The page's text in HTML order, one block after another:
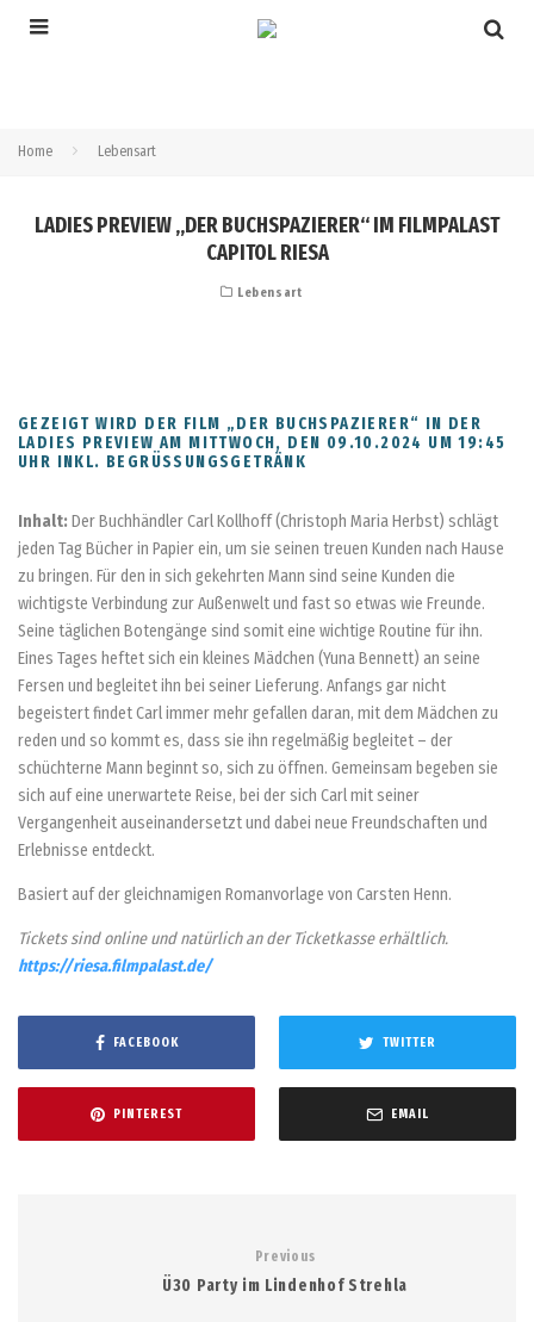
Home Lebensart
LADIES PREVIEW „DER BUCHSPAZIERER“ IM FILMPALAST
CAPITOL RIESA
Lebensart
GEZEIGT WIRD DER FILM „DER BUCHSPAZIERER“ IN DER
LADIES PREVIEW AM MITTWOCH, DEN 09.10.2024 UM 19:45
UHR INKL. BEGRÜSSUNGSGETRÄNK
Inhalt: Der Buchhändler Carl Kollhoff (Christoph Maria Herbst) schlägt
jeden Tag Bücher in Papier ein, um sie seinen treuen Kunden nach Hause
zu bringen. Für den in sich gekehrten Mann sind seine Kunden die
wichtigste Verbindung zur Außenwelt und fast so etwas wie Freunde.
Seine täglichen Botengänge sind somit eine wichtige Routine für ihn.
Eines Tages heftet sich ein kleines Mädchen (Yuna Bennett) an seine
Fersen und begleitet ihn bei seiner Lieferung. Anfangs gar nicht
begeistert findet Carl immer mehr gefallen daran, mit dem Mädchen zu
reden und so kommt es, dass sie ihn regelmäßig begleitet – der
schüchterne Mann beginnt so, sich zu öffnen. Gemeinsam begeben sie
sich auf eine unerwartete Reise, bei der sich Carl mit seiner
Vergangenheit auseinandersetzt und dabei neue Freundschaften und
Erlebnisse entdeckt.
Basiert auf der gleichnamigen Romanvorlage von Carsten Henn.
Tickets sind online und natürlich an der Ticketkasse erhältlich.
https://riesa.filmpalast.de/
FACEBOOK TWITTER
PINTEREST EMAIL
Previous
Ü30 Party im Lindenhof Strehla